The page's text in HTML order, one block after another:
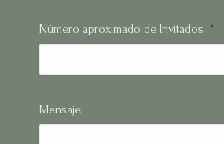
Número aproximado de Invitados *
Mensaje